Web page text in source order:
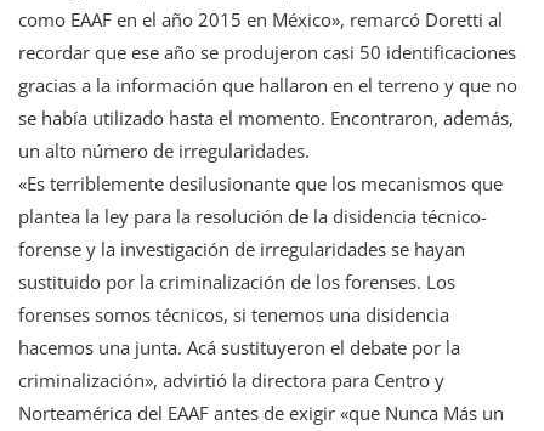
como EAAF en el año 2015 en México», remarcó Doretti al
recordar que ese año se produjeron casi 50 identificaciones
gracias a la información que hallaron en el terreno y que no
se había utilizado hasta el momento. Encontraron, además,
un alto número de irregularidades.
«Es terriblemente desilusionante que los mecanismos que
plantea la ley para la resolución de la disidencia técnico-
forense y la investigación de irregularidades se hayan
sustituido por la criminalización de los forenses. Los
forenses somos técnicos, si tenemos una disidencia
hacemos una junta. Acá sustituyeron el debate por la
criminalización», advirtió la directora para Centro y
Norteamérica del EAAF antes de exigir «que Nunca Más un